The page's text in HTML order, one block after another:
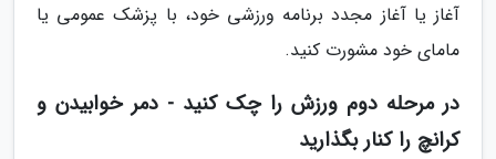
آغاز یا آغاز مجدد برنامه ورزشی خود، با پزشک عمومی یا
مامای خود مشورت کنید.
در مرحله دوم ورزش را چک کنید - دمر خوابیدن و
کرانچ را کنار بگذارید